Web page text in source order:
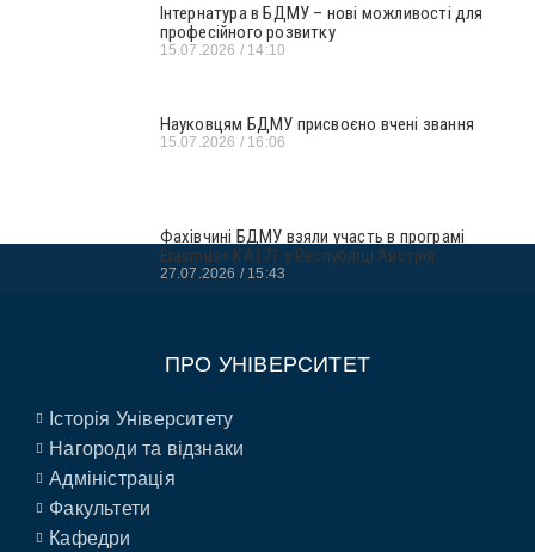
Інтернатура в БДМУ – нові можливості для
професійного розвитку
15.07.2026 14:10
Науковцям БДМУ присвоєно вчені звання
15.07.2026 16:06
Фахівчині БДМУ взяли участь в програмі
Erasmus+ KA171 у Республіці Австрія
27.07.2026 15:43
ПРО УНІВЕРСИТЕТ
Історія Університету
Нагороди та відзнаки
Адміністрація
Факультети
Кафедри